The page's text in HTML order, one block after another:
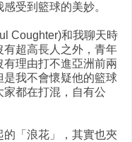
受到籃球的美妙。
Coughter)和我聊天時
超高長人之外，青年
理由打不進亞洲前兩
我不會懷疑他的籃球
都在打混，自有公
「浪花」，其實也夾